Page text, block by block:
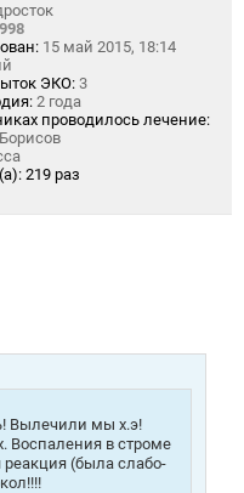
998
15 май 2015, 18:14
ЭКО: 3
2 года
проводилось лечение:
219 раз
Вылечили мы х.э!
Воспаления в строме
реакция (была слабо-